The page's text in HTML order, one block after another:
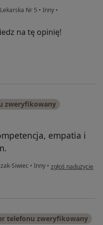
Nr 5 • Inny •
na tę opinię!
zweryfikowany
empatia i
Siwiec • Inny • w opinii
zgłoś nadużycie
telefonu zweryfikowany